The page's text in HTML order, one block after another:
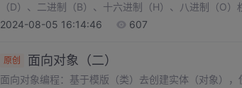
（D）、二进制（B）、十六进制（H）、八进制（O
十六进制转十进制：int（“0xA”，16）二进制转十进制
0XA。十进制--直接表示：10。
2024-08-05 16:14:46 607
原创 面向对象（二）
面向对象编程：基于模版（类）去创建实体（对象）